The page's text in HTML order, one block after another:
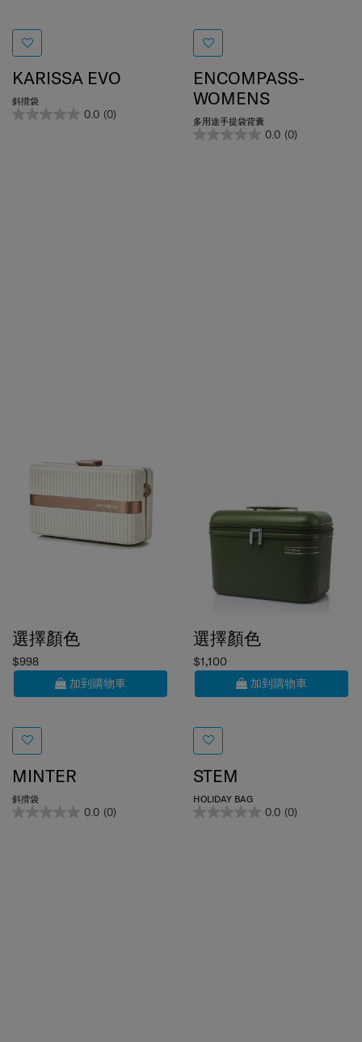
KARISSA EVO
斜揹袋
0.0 (0)
ENCOMPASS-
WOMENS
多用途手提袋背囊
0.0 (0)
選擇顏色
$998
加到購物車
MINTER
斜揹袋
0.0 (0)
選擇顏色
$1,100
加到購物車
STEM
HOLIDAY BAG
0.0 (0)